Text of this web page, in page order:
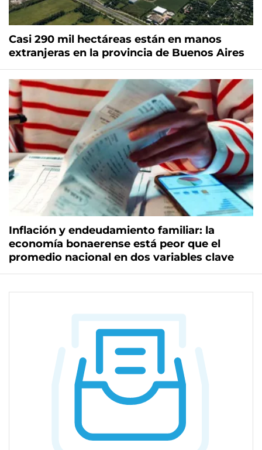
Casi 290 mil hectáreas están en manos
extranjeras en la provincia de Buenos Aires
Inflación y endeudamiento familiar: la
economía bonaerense está peor que el
promedio nacional en dos variables clave